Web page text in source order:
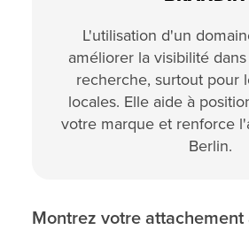
L'utilisation d'un
améliorer la visibilité
recherche, surtout pour
locales. Elle aide à
votre marque et renforce
Berlin.
Montrez votre attachement